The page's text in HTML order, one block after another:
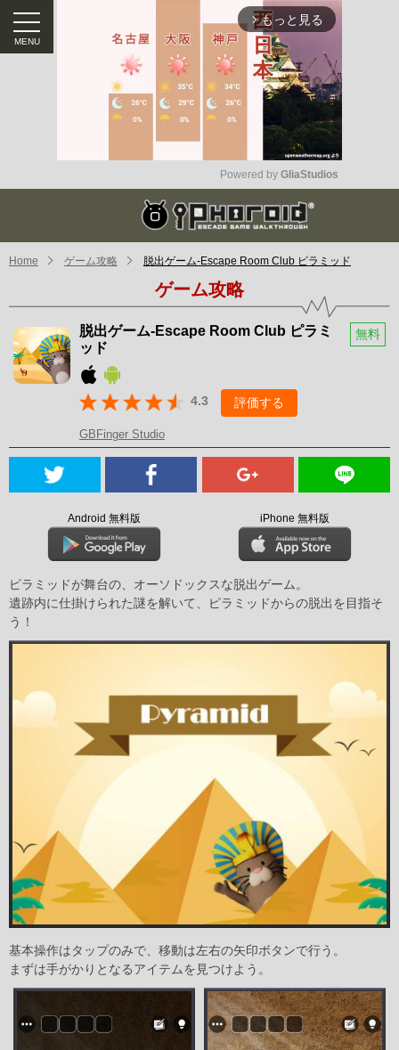
arrow_forward_ios もっと見る
Mute
Powered by GliaStudios
Home ゲーム攻略 脱出ゲーム-Escape Room Club ピラミッド
ゲーム攻略
脱出ゲーム-Escape Room Club ピラミ
ッド
無料
4.3 評価する
GBFinger Studio
Android 無料版 iPhone 無料版
ピラミッドが舞台の、オーソドックスな脱出ゲーム。
遺跡内に仕掛けられた謎を解いて、ピラミッドからの脱出を目指そ
う！
基本操作はタップのみで、移動は左右の矢印ボタンで行う。
まずは手がかりとなるアイテムを見つけよう。